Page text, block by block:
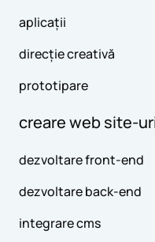
aplicații
direcție creativă
prototipare
creare web site-
dezvoltare front-end
dezvoltare back-end
integrare cms